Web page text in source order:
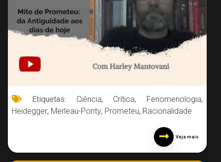
Etiquetas: Ciência, Crítica, Fenomenologia,
Heidegger, Merleau-Ponty, Prometeu, Racionalidade
Veja mais